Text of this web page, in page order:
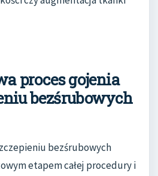
proces gojenia
bezśrubowych
bezśrubowych
etapem całej procedury i